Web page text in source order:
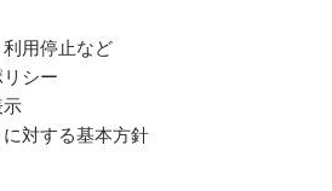
用停止など
シー
対する基本方針